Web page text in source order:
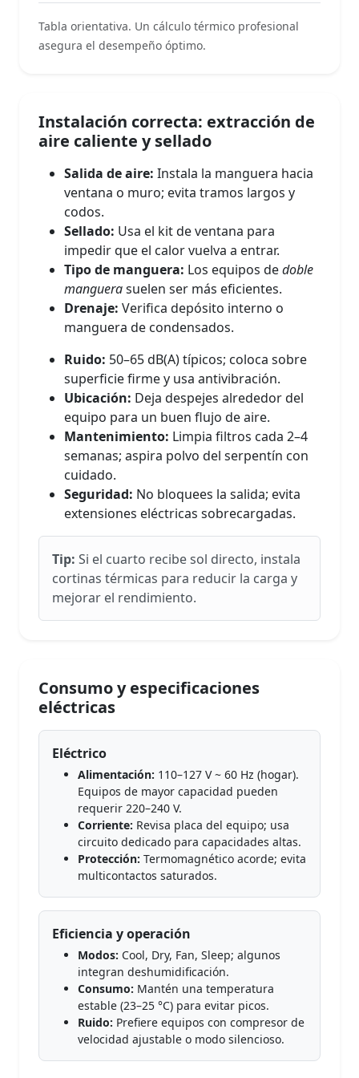
Tabla orientativa. Un cálculo térmico profesional
asegura el desempeño óptimo.
Instalación correcta: extracción de
aire caliente y sellado
Salida de aire: Instala la manguera hacia
ventana o muro; evita tramos largos y
codos.
Sellado: Usa el kit de ventana para
impedir que el calor vuelva a entrar.
Tipo de manguera: Los equipos dedoble
manguerasuelen ser más eficientes.
Drenaje: Verifica depósito interno o
manguera de condensados.
Ruido: 50–65 dB(A) típicos; coloca sobre
superficie firme y usa antivibración.
Ubicación: Deja despejes alrededor del
equipo para un buen flujo de aire.
Mantenimiento: Limpia filtros cada 2–4
semanas; aspira polvo del serpentín con
cuidado.
Seguridad: No bloquees la salida; evita
extensiones eléctricas sobrecargadas.
Tip: Si el cuarto recibe sol directo, instala
cortinas térmicas para reducir la carga y
mejorar el rendimiento.
Consumo y especificaciones
eléctricas
Eléctrico
Alimentación: 110–127 V ~ 60 Hz (hogar).
Equipos de mayor capacidad pueden
requerir 220–240 V.
Corriente: Revisa placa del equipo; usa
circuito dedicado para capacidades altas.
Protección: Termomagnético acorde; evita
multicontactos saturados.
Eficiencia y operación
Modos: Cool, Dry, Fan, Sleep; algunos
integran deshumidificación.
Consumo: Mantén una temperatura
estable (23–25 °C) para evitar picos.
Ruido: Prefiere equipos con compresor de
velocidad ajustable o modo silencioso.